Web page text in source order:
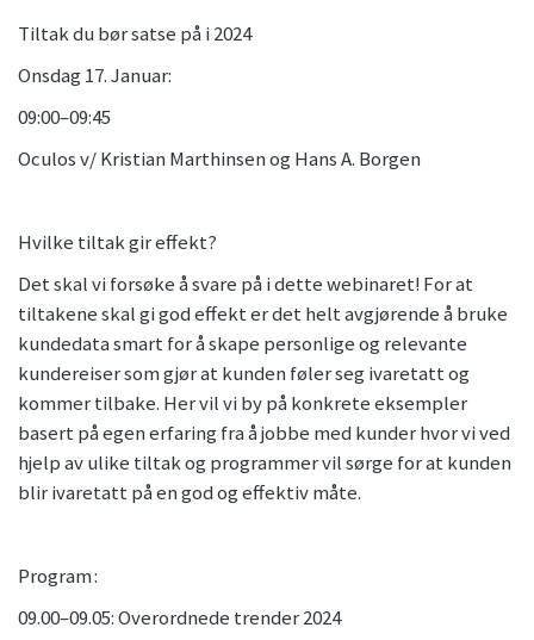
Tiltak du bør satse på i 2024
Onsdag 17. Januar:
09:00–09:45
Oculos v/ Kristian Marthinsen og Hans A. Borgen
Hvilke tiltak gir effekt?
Det skal vi forsøke å svare på i dette webinaret! For at
tiltakene skal gi god effekt er det helt avgjørende å bruke
kundedata smart for å skape personlige og relevante
kundereiser som gjør at kunden føler seg ivaretatt og
kommer tilbake. Her vil vi by på konkrete eksempler
basert på egen erfaring fra å jobbe med kunder hvor vi ved
hjelp av ulike tiltak og programmer vil sørge for at kunden
blir ivaretatt på en god og effektiv måte.
Program :
09.00–09.05: Overordnede trender 2024